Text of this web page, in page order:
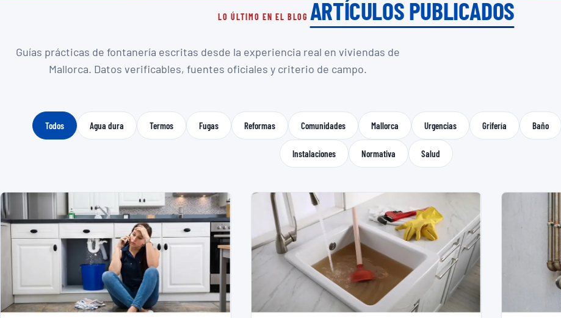
LO ÚLTIMO EN EL BLOG ARTÍCULOS PUBLICADOS
Guías prácticas de fontanería escritas desde la experiencia real en viviendas de
Mallorca. Datos verificables, fuentes oficiales y criterio de campo.
Todos Agua dura Termos Fugas Reformas Comunidades Mallorca Urgencias Grifería Baño
Instalaciones Normativa Salud